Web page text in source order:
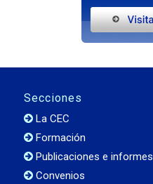
Secciones
La CEC
Formación
Publicaciones e informes
Convenios